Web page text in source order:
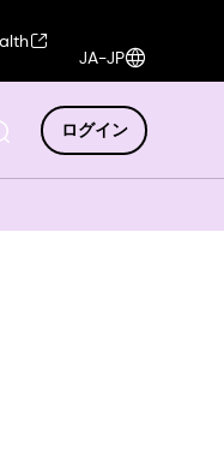
JA-JP
ログイン